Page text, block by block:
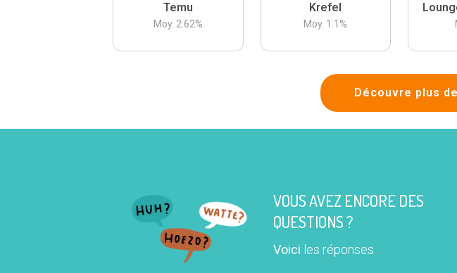
Temu
Moy. 2.62%
Krefel
Moy. 1.1 %
Découvre plus
VOUS AVEZ ENCORE DES
QUESTIONS ?
Voici les réponses